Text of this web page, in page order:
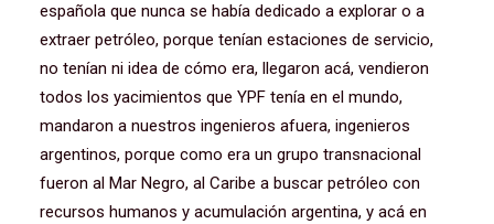
española que nunca se había dedicado a explorar o a
extraer petróleo, porque tenían estaciones de servicio,
no tenían ni idea de cómo era, llegaron acá, vendieron
todos los yacimientos que YPF tenía en el mundo,
mandaron a nuestros ingenieros afuera, ingenieros
argentinos, porque como era un grupo transnacional
fueron al Mar Negro, al Caribe a buscar petróleo con
recursos humanos y acumulación argentina, y acá en